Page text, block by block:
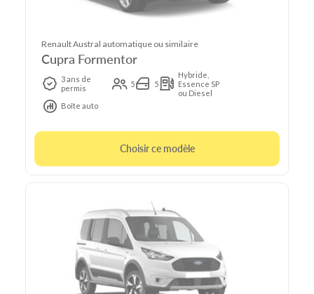
Renault Austral automatique ou similaire
Cupra Formentor
3 ans de
permis
5 5
Hybride,
Essence SP
ou Diesel
Boîte auto
Choisir ce modèle